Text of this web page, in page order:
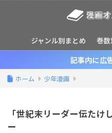
ジャンル別まとめ 巻
記事内に広
ホーム 少年漫画
「世紀末リーダー伝たけ
ー